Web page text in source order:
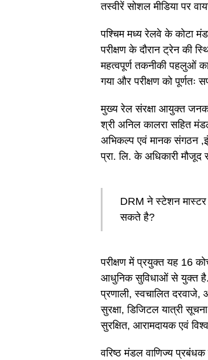
तस्वीरें सोशल मीडिया पर
पश्चिम मध्य रेलवे के कोटा
परीक्षण के दौरान ट्रेन की
महत्वपूर्ण तकनीकी पहलुओं
गया और परीक्षण को पूर्णतः
मुख्य रेल संरक्षा आयुक्त जनक
श्री अनिल कालरा सहित
अभिकल्प एवं मानक संगठन
प्रा. लि. के अधिकारी मौजूद
DRM ने स्टेशन मास्टर
सकते है?
परीक्षण में प्रयुक्त यह 16
आधुनिक सुविधाओं से युक्त है.
प्रणाली, स्वचालित दरवाजे,
सुरक्षा, डिजिटल यात्री
सुरक्षित, आरामदायक एवं
वरिष्ठ मंडल वाणिज्य